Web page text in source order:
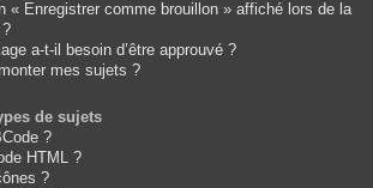
« Enregistrer comme brouillon » affiché lors de la
?
a-t-il besoin d’être approuvé ?
mes sujets ?
de sujets
?
HTML ?
?